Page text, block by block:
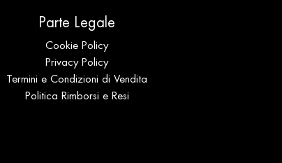
Parte Legale
Cookie Policy
Privacy Policy
Termini e Condizioni di Vendita
Politica Rimborsi e Resi